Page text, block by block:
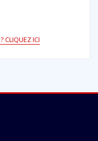
CLIQUEZ ICI